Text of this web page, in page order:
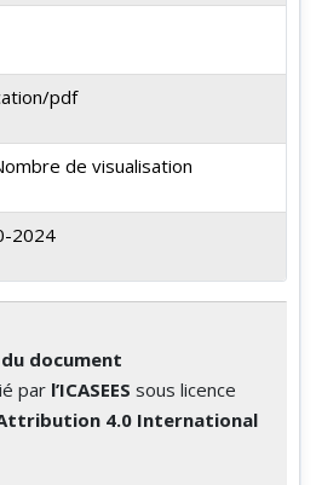
pdf
de visualisation
2024
document
par l’ICASEES sous licence
4.0 International